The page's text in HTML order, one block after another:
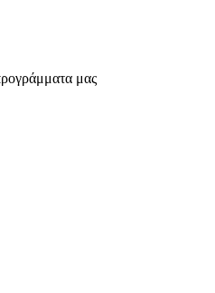
μας